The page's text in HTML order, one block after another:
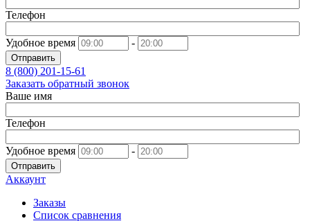
Телефон
Удобное время -
Отправить
8 (800) 201-15-61
Заказать обратный звонок
Ваше имя
Телефон
Удобное время -
Отправить
Аккаунт
Заказы
Список сравнения